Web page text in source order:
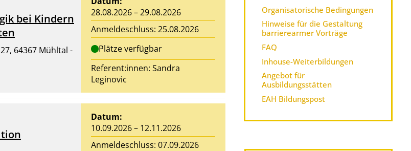
bei Kindern
64367 Mühltal -
28.08.2026 – 29.08.2026
Anmeldeschluss: 25.08.2026
Plätze verfügbar
Referent:innen: Sandra
Leginovic
Datum:
10.09.2026 – 12.11.2026
Anmeldeschluss: 07.09.2026
Organisatorische Bedingungen
Hinweise für die Gestaltung
barrierearmer Vorträge
FAQ
Inhouse-Weiterbildungen
Angebot für
Ausbildungsstätten
EAH Bildungspost